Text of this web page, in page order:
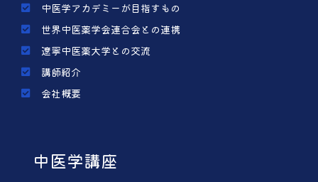
中医学アカデミーが目指すもの
世界中医薬学会連合会との連携
遼寧中医薬大学との交流
講師紹介
会社概要
中医学講座